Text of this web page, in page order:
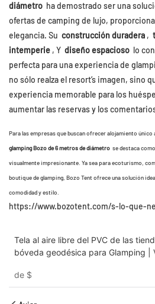
diámetro ha demostrado ser una
ofertas de camping de lujo,
elegancia. Su construcción duradera ,
intemperie , Y diseño espacioso lo
perfecta para una experiencia de
no sólo realza el resort’s imagen, sino
experiencia memorable para los
aumentar las reservas y los
Para las empresas que buscan ofrecer alojamiento único
glamping Bozo de 6 metros de diámetro se destaca
visualmente impresionante. Ya sea para ecoturismo,
boutique de glamping, Bozo Tent ofrece una solución
comodidad y estilo.
https://www.bozotent.com/s-lo-que-
Tela al aire libre del PVC de las
bóveda geodésica para Glamping |
de $